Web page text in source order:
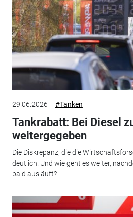
29.06.2026 #Tanken
Tankrabatt: Bei Diesel
weitergegeben
Die Diskrepanz, die die
deutlich. Und wie geht es weiter,
bald ausläuft?